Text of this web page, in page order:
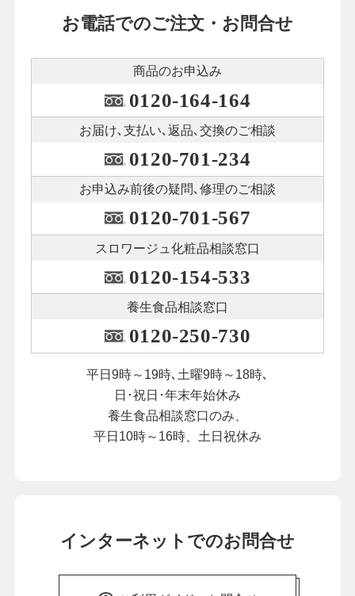
お電話でのご注文・お問合せ
商品のお申込み
0120-164-164
お届け､支払い､ 返品､交換のご相談
0120-701-234
お申込み前後の疑問､修理のご相談
0120-701-567
スロワージュ化粧品相談窓口
0120-154-533
養生食品相談窓口
0120-250-730
平日9時～19時､土曜9時～18時､
日･祝日･年末年始休み
養生食品相談窓口のみ、
平日10時～16時、土日祝休み
インターネットでのお問合せ